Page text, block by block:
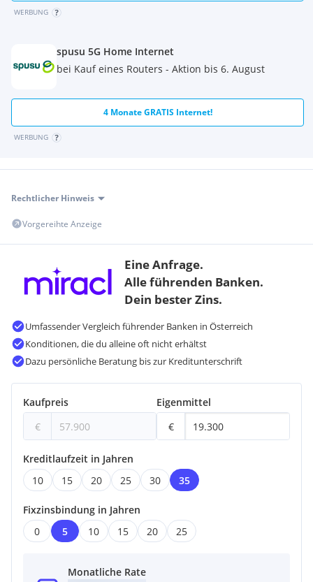
WERBUNG
spusu 5G Home Internet
bei Kauf eines Routers - Aktion bis 6. August
4 Monate GRATIS Internet!
WERBUNG
Rechtlicher Hinweis
Vorgereihte Anzeige
Eine Anfrage.
Alle führenden Banken.
Dein bester Zins.
Umfassender Vergleich führender Banken in Österreich
Konditionen, die du alleine oft nicht erhältst
Dazu persönliche Beratung bis zur Kreditunterschrift
Kaufpreis
€
Eigenmittel
€
Kreditlaufzeit in Jahren
10
15 20 25 30 35
Fixzinsbindung in Jahren
0
5 10 15 20 25
Monatliche Rate